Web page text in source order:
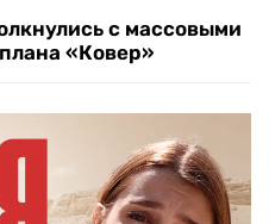
с массовыми
«Ковер»